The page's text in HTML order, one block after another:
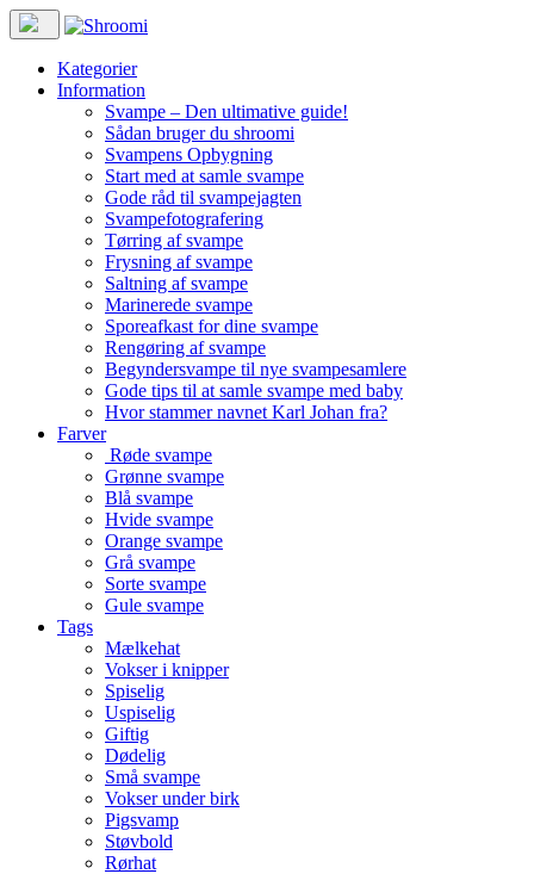
Kategorier
Information
Svampe – Den ultimative guide!
Sådan bruger du shroomi
Svampens Opbygning
Start med at samle svampe
Gode råd til svampejagten
Svampefotografering
Tørring af svampe
Frysning af svampe
Saltning af svampe
Marinerede svampe
Sporeafkast for dine svampe
Rengøring af svampe
Begyndersvampe til nye svampesamlere
Gode tips til at samle svampe med baby
Hvor stammer navnet Karl Johan fra?
Farver
Røde svampe
Grønne svampe
Blå svampe
Hvide svampe
Orange svampe
Grå svampe
Sorte svampe
Gule svampe
Tags
Mælkehat
Vokser i knipper
Spiselig
Uspiselig
Giftig
Dødelig
Små svampe
Vokser under birk
Pigsvamp
Støvbold
Rørhat